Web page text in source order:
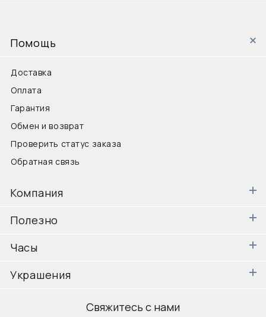
Помощь
Доставка
Оплата
Гарантия
Обмен и возврат
Проверить статус заказа
Обратная связь
Компания
Полезно
Часы
Украшения
Свяжитесь с нами